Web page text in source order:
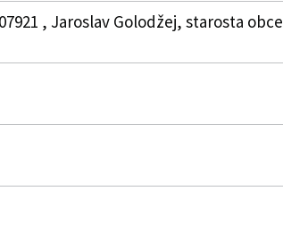
, Jaroslav Golodžej, starosta obce